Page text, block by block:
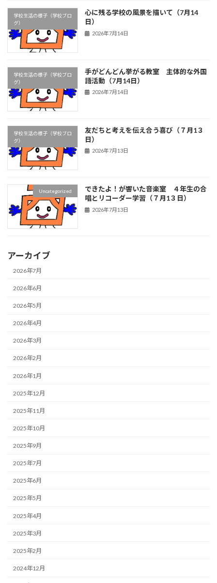
学校生活の様子（学校ブロ
グ）
心に残る学校の風景を描いて（7月14
日）
2026年7月14日
学校生活の様子（学校ブロ
グ）
手がどんどん挙がる教室 主体的な外国
語活動（7月14日）
2026年7月14日
学校生活の様子（学校ブロ
グ）
友だちと考えを伝え合う喜び（７月1３
日）
2026年7月13日
Uncategorized
できたよ！が響いた音楽室 ４年生の合
唱とリコーダー学習（７月1３日）
2026年7月13日
アーカイブ
2026年7月
2026年6月
2026年5月
2026年4月
2026年3月
2026年2月
2026年1月
2025年12月
2025年11月
2025年10月
2025年9月
2025年7月
2025年6月
2025年5月
2025年4月
2025年3月
2025年2月
2024年12月